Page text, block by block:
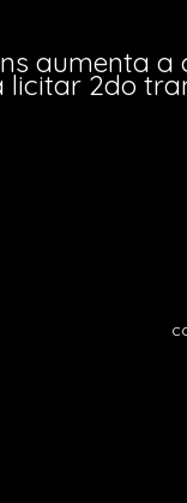
aumenta a
licitar 2do